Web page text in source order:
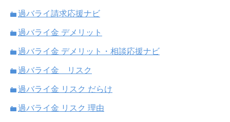
過バライ請求応援ナビ
過バライ金 デメリット
過バライ金 デメリット・相談応援ナビ
過バライ金 リスク
過バライ金 リスク だらけ
過バライ金 リスク 理由